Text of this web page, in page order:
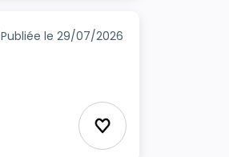
Publiée le 29/07/2026
Ajouter aux